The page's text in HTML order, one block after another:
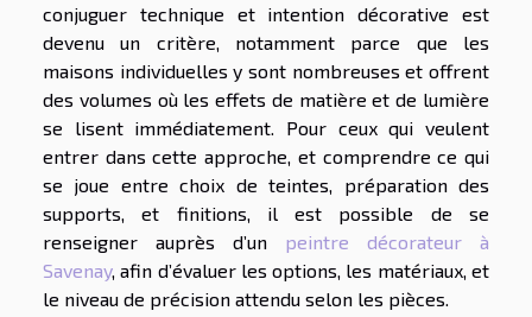
conjuguer technique et intention décorative est
devenu un critère, notamment parce que les
maisons individuelles y sont nombreuses et offrent
des volumes où les effets de matière et de lumière
se lisent immédiatement. Pour ceux qui veulent
entrer dans cette approche, et comprendre ce qui
se joue entre choix de teintes, préparation des
supports, et finitions, il est possible de se
renseigner auprès d’un peintre décorateur à
Savenay, afin d’évaluer les options, les matériaux, et
le niveau de précision attendu selon les pièces.